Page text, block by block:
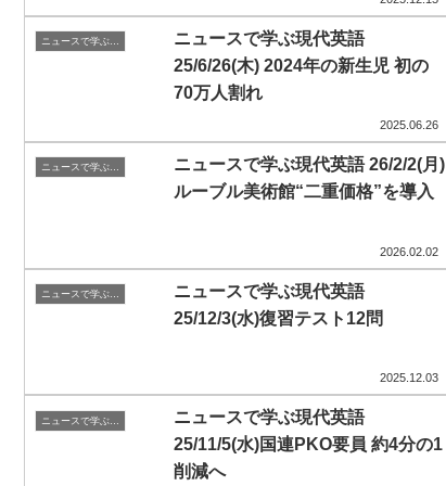
ニュースで学ぶ現代英語
25/6/26(木) 2024年の新生児 初の
70万人割れ
2025.06.26
ニュースで学ぶ現代英語
ニュースで学ぶ現代英語 26/2/2(月)
ルーブル美術館“二重価格”を導入
2026.02.02
ニュースで学ぶ現代英語
25/12/3(水)復習テスト12問
2025.12.03
ニュースで学ぶ現代英語
25/11/5(水)国連PKO要員 約4分の1
削減へ